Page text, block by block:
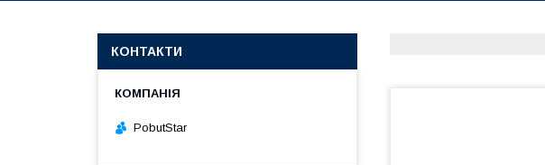
КОНТАКТИ
PobutStar